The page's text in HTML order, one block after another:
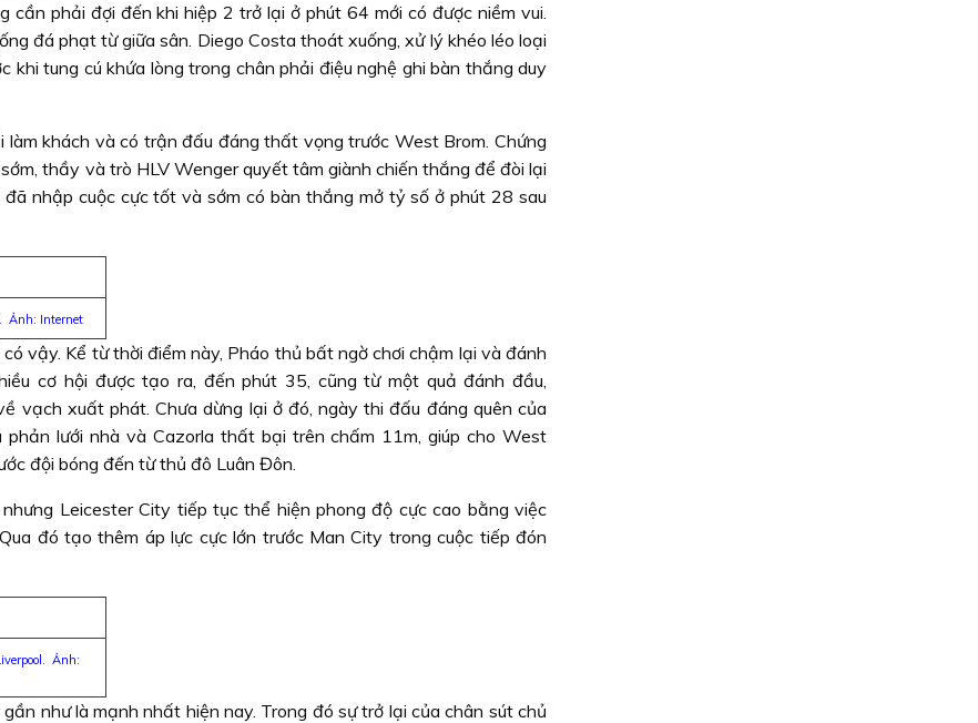
cần phải đợi đến khi hiệp 2 trở lại ở phút 64 mới có được niềm vui.
đá phạt từ giữa sân. Diego Costa thoát xuống, xử lý khéo léo loại
khi tung cú khứa lòng trong chân phải điệu nghệ ghi bàn thắng duy
làm khách và có trận đấu đáng thất vọng trước West Brom. Chứng
thầy và trò HLV Wenger quyết tâm giành chiến thắng để đòi lại
nhập cuộc cực tốt và sớm có bàn thắng mở tỷ số ở phút 28 sau
Ảnh: Internet
vậy. Kể từ thời điểm này, Pháo thủ bất ngờ chơi chậm lại và đánh
cơ hội được tạo ra, đến phút 35, cũng từ một quả đánh đầu,
vạch xuất phát. Chưa dừng lại ở đó, ngày thi đấu đáng quên của
lưới nhà và Cazorla thất bại trên chấm 11m, giúp cho West
đội bóng đến từ thủ đô Luân Đôn.
Leicester City tiếp tục thể hiện phong độ cực cao bằng việc
đó tạo thêm áp lực cực lớn trước Man City trong cuộc tiếp đón
Ảnh:
như là mạnh nhất hiện nay. Trong đó sự trở lại của chân sút chủ